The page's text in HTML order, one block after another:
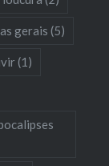
gerais (5)
(1)